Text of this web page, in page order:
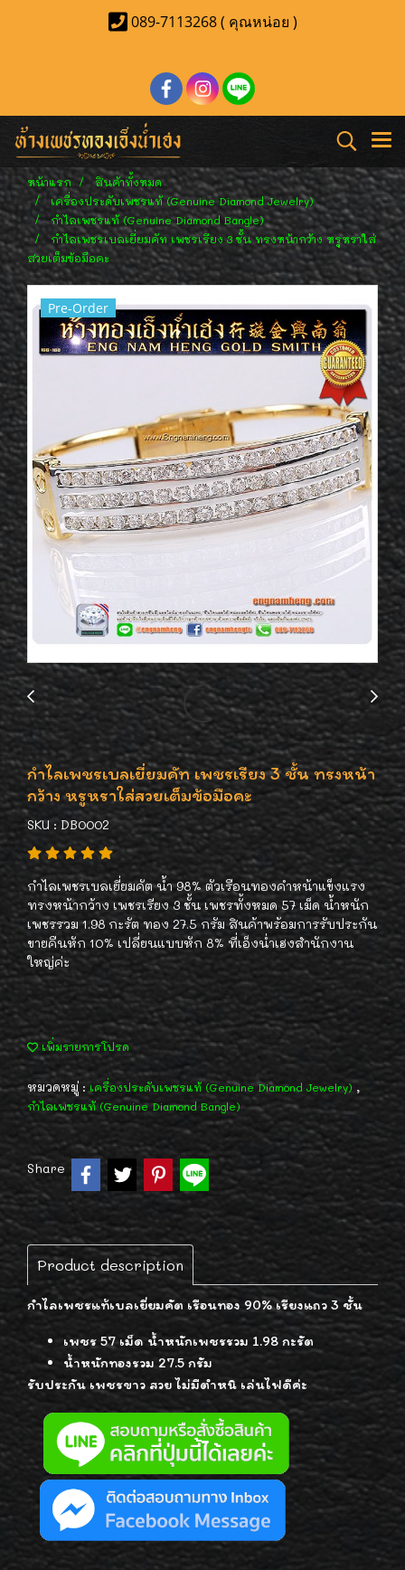
089-7113268 ( คุณหน่อย )
หน้าแรก
สินค้าทั้งหมด
เครื่องประดับเพชรแท้ (Genuine Diamond Jewelry)
กำไลเพชรแท้ (Genuine Diamond Bangle)
กำไลเพชรเบลเยี่ยมคัท เพชรเรียง 3 ชั้น ทรงหน้ากว้าง หรูหราใส่
สวยเต็มข้อมือคะ
Pre-Order
กำไลเพชรเบลเยี่ยมคัท เพชรเรียง 3 ชั้น ทรงหน้า
กว้าง หรูหราใส่สวยเต็มข้อมือคะ
SKU : DB0002
กำไลเพชรเบลเยี่ยมคัต น้ำ 98% ตัวเรือนทองคำหน้าแข็งแรง
ทรงหน้ากว้าง เพชรเรียง 3 ชั้น เพชรทั้งหมด 57 เม็ด น้ำหนัก
เพชรรวม 1.98 กะรัต ทอง 27.5 กรัม สินค้าพร้อมการรับประกัน
ขายคืนหัก 10% เปลี่ยนแบบหัก 8% ที่เอ็งน่ำเฮงสำนักงาน
ใหญ่ค่ะ
เพิ่มรายการโปรด
หมวดหมู่ :เครื่องประดับเพชรแท้ (Genuine Diamond Jewelry),
กำไลเพชรแท้ (Genuine Diamond Bangle)
Share
Product description
กำไลเพชรแท้เบลเยี่ยมคัต เรือนทอง 90% เรียงแถว 3 ชั้น
เพชร 57 เม็ด น้ำหนักเพชรรวม 1.98 กะรัต
น้ำหนักทองรวม 27.5 กรัม
รับประกัน เพชรขาว สวย ไม่มีตำหนิ เล่นไฟดีค่ะ